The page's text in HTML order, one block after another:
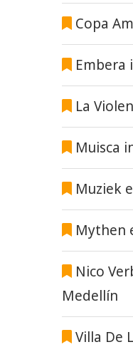
Copa
Embera
La
Muisca
Muziek
Mythen
Nico
Medellín
Villa De